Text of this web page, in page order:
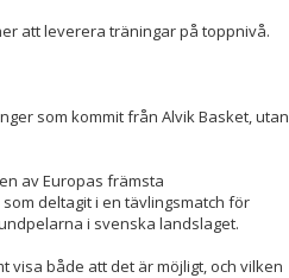
att leverera träningar på toppnivå.
som kommit från Alvik Basket, utan
av Europas främsta
deltagit i en tävlingsmatch för
i svenska landslaget.
visa både att det är möjligt, och vilken